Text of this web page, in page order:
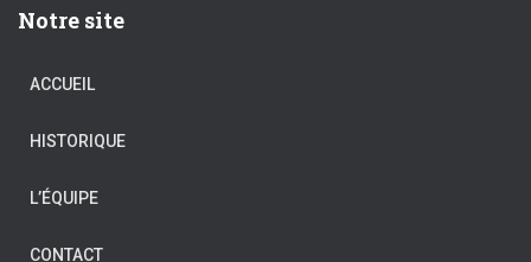
Notre site
ACCUEIL
HISTORIQUE
L’ÉQUIPE
CONTACT